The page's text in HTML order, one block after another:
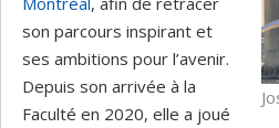
son parcours inspirant et
ses ambitions pour l’avenir.
Depuis son arrivée à la
Faculté en 2020, elle a joué